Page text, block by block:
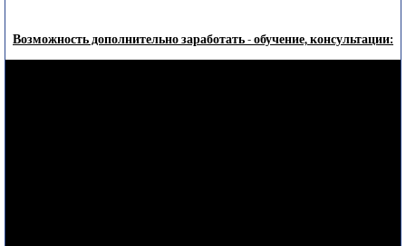
Возможность дополнительно заработать - обучение, консультации: